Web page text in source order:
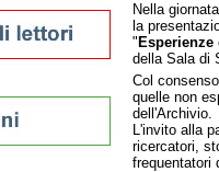
Nella
la
"
della Sala di
Col
quelle non
dell'Archivio.
L'invito alla
ricercatori,
frequentatori